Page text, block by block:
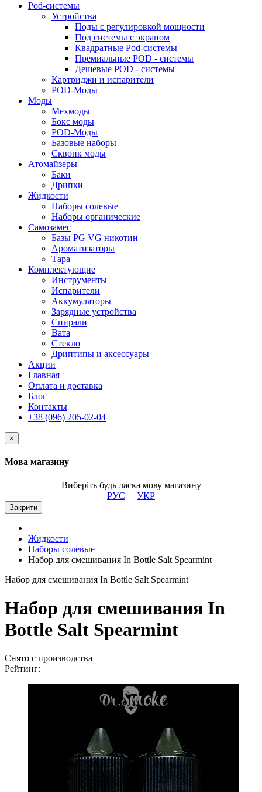
Pod-системы
Устройства
Поды с регулировкой мощности
Под системы с экраном
Квадратные Pod-системы
Премиальные POD - системы
Дешевые POD - системы
Картриджи и испарители
POD-Моды
Моды
Мехмоды
Бокс моды
POD-Моды
Базовые наборы
Сквонк моды
Атомайзеры
Баки
Дрипки
Жидкости
Наборы солевые
Наборы органические
Самозамес
Базы PG VG никотин
Ароматизаторы
Тара
Комплектующие
Инструменты
Испарители
Аккумуляторы
Зарядные устройства
Спирали
Вата
Стекло
Дриптипы и аксессуары
Акции
Главная
Оплата и доставка
Блог
Контакты
+38 (096) 205-02-04
×
Мова магазину
Виберіть будь ласка мову магазину
РУС
УКР
Закрити
Жидкости
Наборы солевые
Набор для смешивания In Bottle Salt Spearmint
Набор для смешивания In Bottle Salt Spearmint
Набор для смешивания In
Bottle Salt Spearmint
Снято с производства
Рейтинг: